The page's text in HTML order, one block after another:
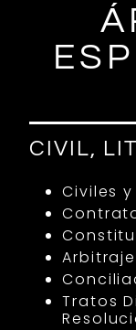
CIVIL,
Civiles
Tratos